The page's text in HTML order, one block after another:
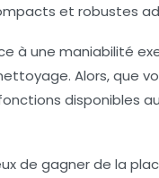
et robustes
à une maniabilité
Alors, que
disponibles
de gagner de la